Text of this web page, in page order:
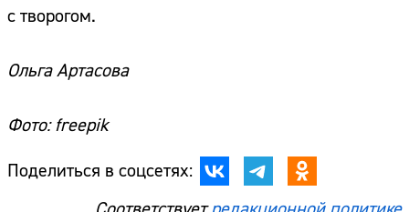
с творогом.
Ольга Артасова
Фото: freepik
Поделиться в соцсетях: